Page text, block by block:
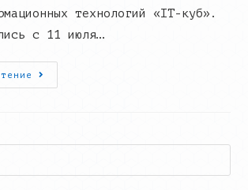
технологий «IT-куб».
с 11 июля…
Выпускники
Детской